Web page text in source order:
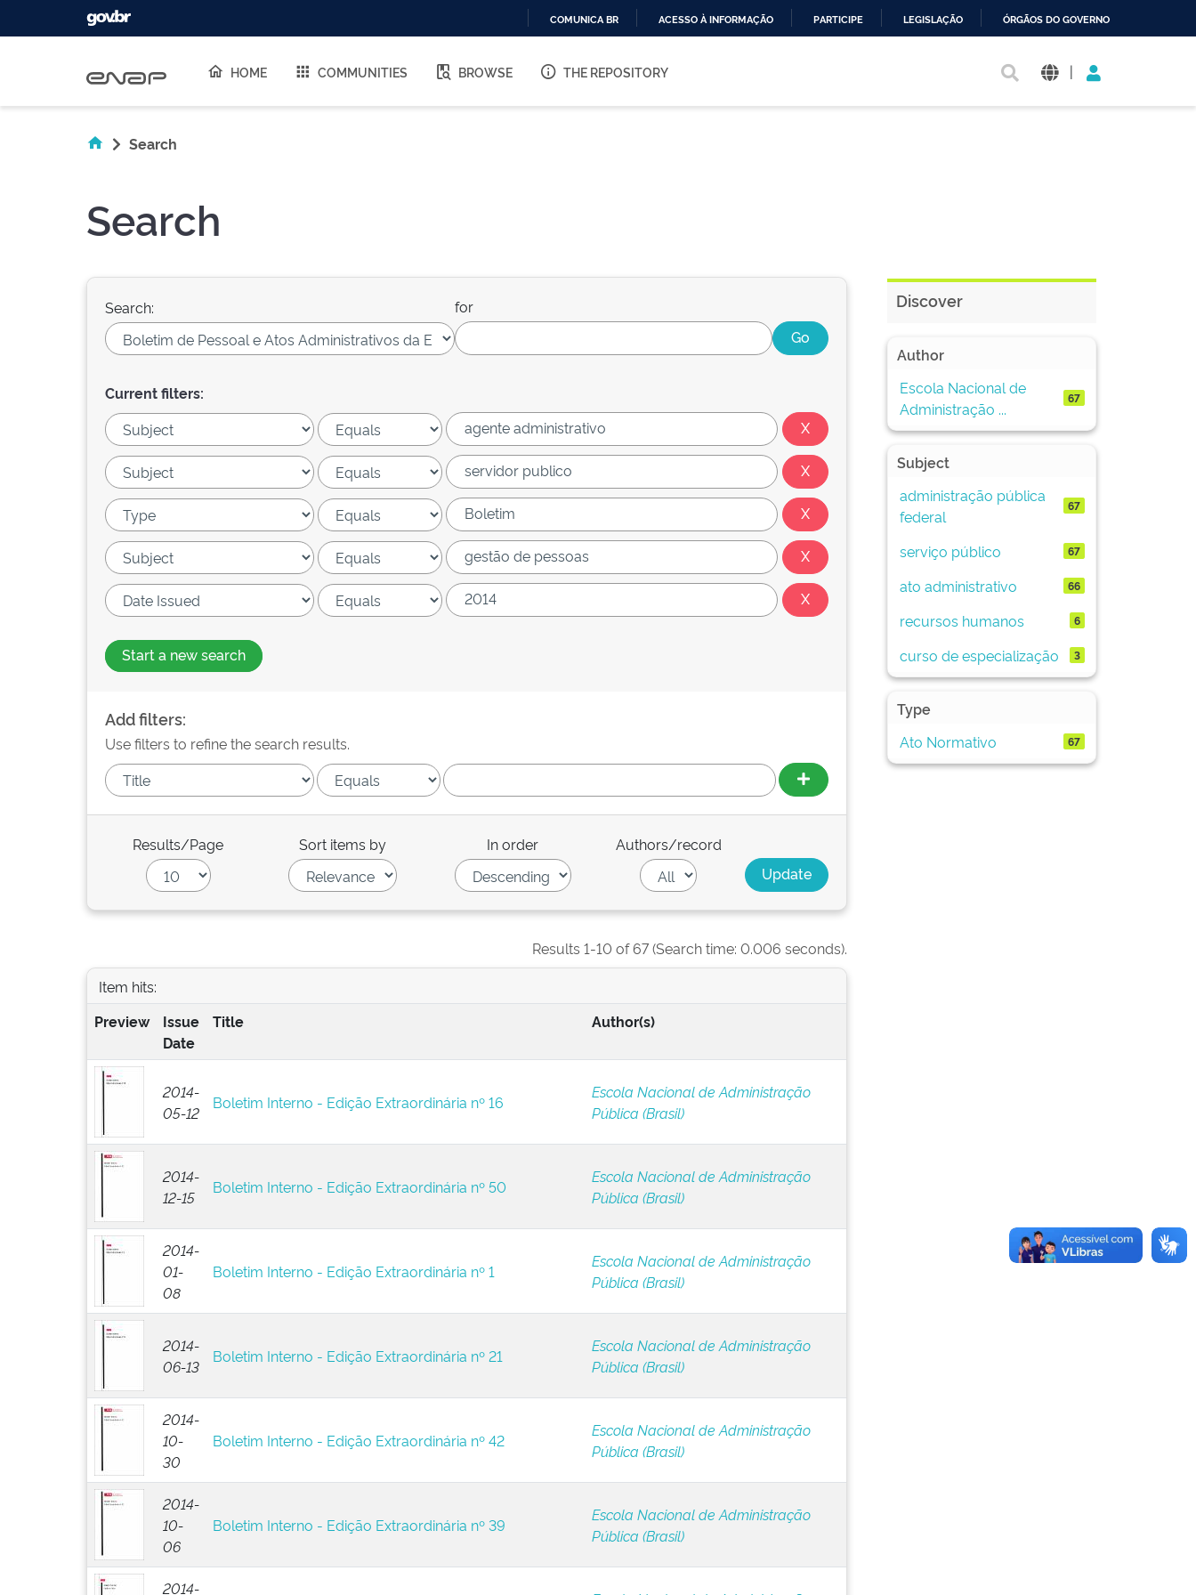
O
COMUNICA BR ACESSO À INFORMAÇÃO PARTICIPE LEGISLAÇÃO ÓRGÃOS DO GOVERNO
HOME COMMUNITIES BROWSE THE REPOSITORY |
Search
Search
Search: for
Current filters:
Start a new search
Add filters:
Use filters to refine the search results.
Results/Page Sort items by In order Authors/record
Results 1-10 of 67 (Search time: 0.006 seconds).
Item hits:
Preview
Issue
Date
Title Author(s)
2014-
05-12
Boletim Interno - Edição Extraordinária nº 16
Escola Nacional de Administração
Pública (Brasil)
2014-
12-15
Boletim Interno - Edição Extraordinária nº 50
Escola Nacional de Administração
Pública (Brasil)
2014-
01-
08
Boletim Interno - Edição Extraordinária nº 1
Escola Nacional de Administração
Pública (Brasil)
2014-
06-13
Boletim Interno - Edição Extraordinária nº 21
Escola Nacional de Administração
Pública (Brasil)
2014-
10-
30
Boletim Interno - Edição Extraordinária nº 42
Escola Nacional de Administração
Pública (Brasil)
2014-
10-
06
Boletim Interno - Edição Extraordinária nº 39
Escola Nacional de Administração
Pública (Brasil)
2014-
Discover
Author
Escola Nacional de
Administração ...
67
Subject
administração pública
federal
67
serviço público 67
ato administrativo 66
recursos humanos 6
curso de especialização 3
Type
Ato Normativo
67